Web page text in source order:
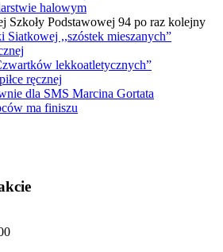
halowym
Szkoły Podstawowej 94 po raz kolejny
Siatkowej ,,szóstek mieszanych”
lekkoatletycznych”
ręcznej
dla SMS Marcina Gortata
ma finiszu